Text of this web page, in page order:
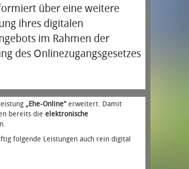
über eine weitere
ihres digitalen
im Rahmen der
des Onlinezugangsgesetzes
„Ehe-Online“erweitert. Damit
bereits die elektronische
folgende Leistungen auch rein digital